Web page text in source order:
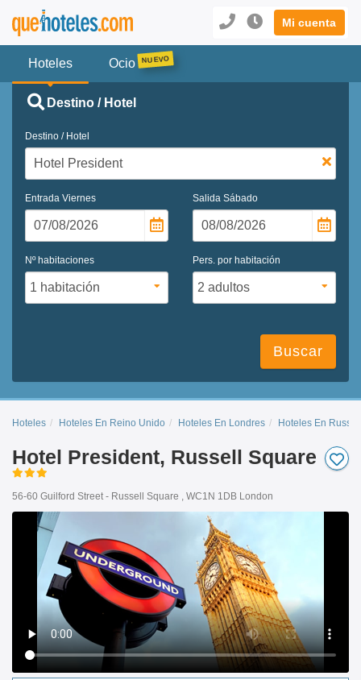
Mi cuenta
Hoteles Ocio
Destino / Hotel
Destino / Hotel
Entrada Viernes Salida Sábado
Nº habitaciones Pers. por habitación
Buscar
Hoteles Hoteles En Reino Unido Hoteles En Londres Hoteles En
Hotel President, Russell Square
56-60 Guilford Street - Russell Square , WC1N 1DB London